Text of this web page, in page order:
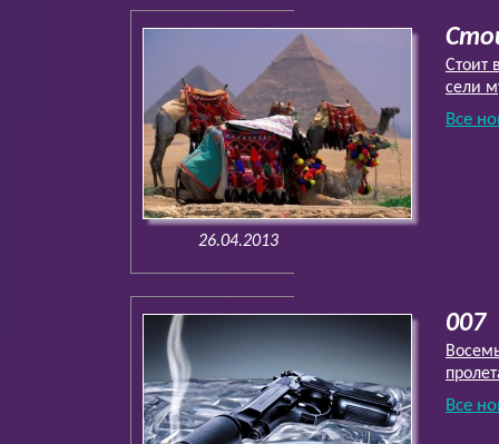
26.04.2013
Стоит
сели
Все
007
Все